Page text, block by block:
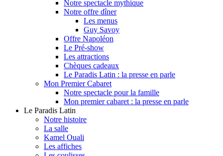
Notre spectacle mythique
Notre offre dîner
Les menus
Guy Savoy
Offre Napoléon
Le Pré-show
Les attractions
Chèques cadeaux
Le Paradis Latin : la presse en parle
Mon Premier Cabaret
Notre spectacle pour la famille
Mon premier cabaret : la presse en parle
Le Paradis Latin
Notre histoire
La salle
Kamel Ouali
Les affiches